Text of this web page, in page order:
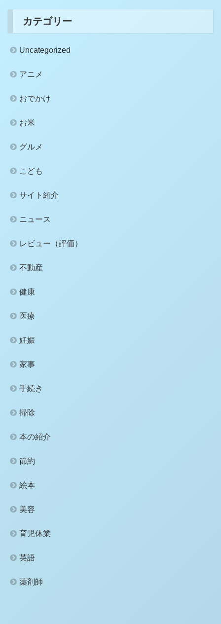
カテゴリー
Uncategorized
アニメ
おでかけ
お米
グルメ
こども
サイト紹介
ニュース
レビュー（評価）
不動産
健康
医療
妊娠
家事
手続き
掃除
本の紹介
節約
絵本
美容
育児休業
英語
薬剤師